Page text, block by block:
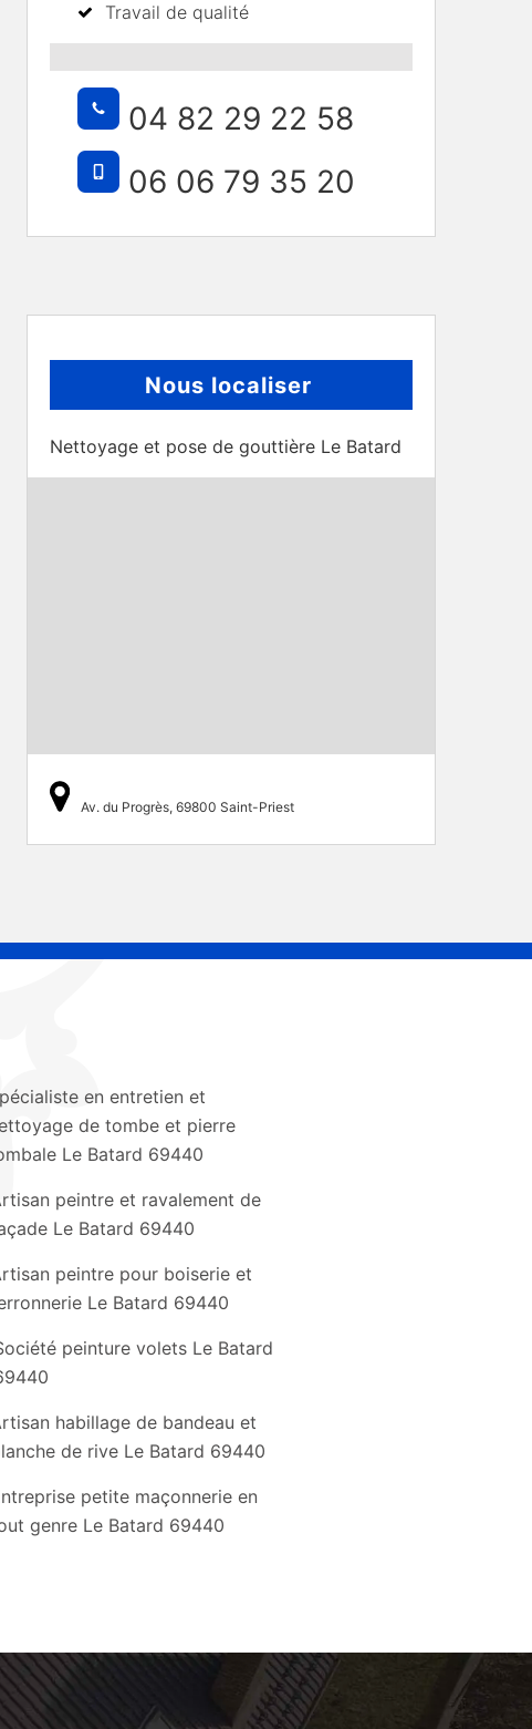
Travail de qualité
04 82 29 22 58
06 06 79 35 20
Nous localiser
Nettoyage et pose de gouttière Le Batard
Av. du Progrès, 69800 Saint-Priest
en entretien et
de tombe et pierre
Le Batard 69440
peintre et ravalement de
Le Batard 69440
peintre pour boiserie et
Le Batard 69440
peinture volets Le Batard
habillage de bandeau et
de rive Le Batard 69440
petite maçonnerie en
genre Le Batard 69440